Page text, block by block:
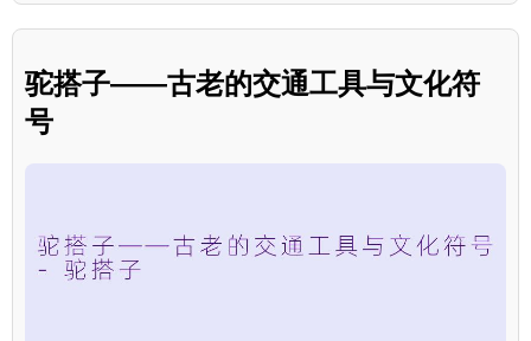
驼搭子——古老的交通工具与文化符
号